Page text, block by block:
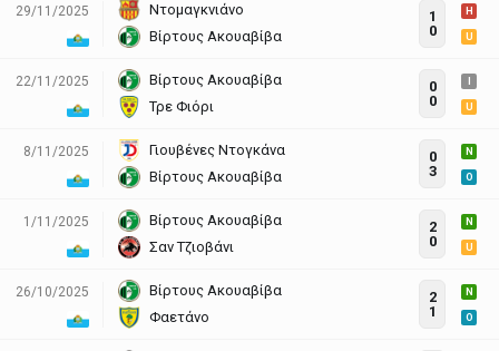
29/11/2025
Ντομαγκνιάνο
Βίρτους Ακουαβίβα
1
0
H
U
22/11/2025
Βίρτους Ακουαβίβα
Τρε Φιόρι
0
0
U
8/11/2025
Γιουβένες Ντογκάνα
Βίρτους Ακουαβίβα
0
3
N
O
1/11/2025
Βίρτους Ακουαβίβα
Σαν Τζιοβάνι
2
0
N
U
26/10/2025
Βίρτους Ακουαβίβα
Φαετάνο
2
1
N
O